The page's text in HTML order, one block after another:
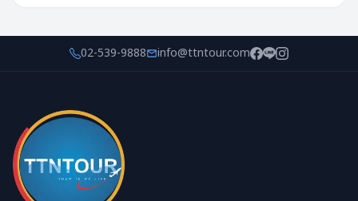
02-539-9888 info@ttntour.com